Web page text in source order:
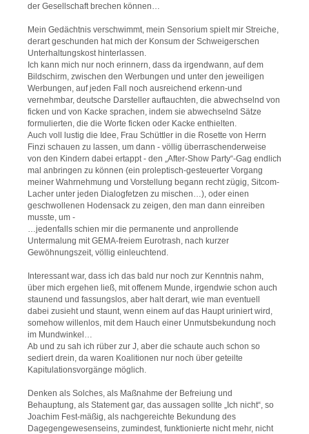
der Gesellschaft brechen können…
Mein Gedächtnis verschwimmt, mein Sensorium spielt mir Streiche,
derart geschunden hat mich der Konsum der Schweigerschen
Unterhaltungskost hinterlassen.
Ich kann mich nur noch erinnern, dass da irgendwann, auf dem
Bildschirm, zwischen den Werbungen und unter den jeweiligen
Werbungen, auf jeden Fall noch ausreichend erkenn-und
vernehmbar, deutsche Darsteller auftauchten, die abwechselnd von
ficken und von Kacke sprachen, indem sie abwechselnd Sätze
formulierten, die die Worte ficken oder Kacke enthielten.
Auch voll lustig die Idee, Frau Schüttler in die Rosette von Herrn
Finzi schauen zu lassen, um dann - völlig überraschenderweise
von den Kindern dabei ertappt - den „After-Show Party“-Gag endlich
mal anbringen zu können (ein proleptisch-gesteuerter Vorgang
meiner Wahrnehmung und Vorstellung begann recht zügig, Sitcom-
Lacher unter jeden Dialogfetzen zu mischen…), oder einen
geschwollenen Hodensack zu zeigen, den man dann einreiben
musste, um -
…jedenfalls schien mir die permanente und anprollende
Untermalung mit GEMA-freiem Eurotrash, nach kurzer
Gewöhnungszeit, völlig einleuchtend.
Interessant war, dass ich das bald nur noch zur Kenntnis nahm,
über mich ergehen ließ, mit offenem Munde, irgendwie schon auch
staunend und fassungslos, aber halt derart, wie man eventuell
dabei zusieht und staunt, wenn einem auf das Haupt uriniert wird,
somehow willenlos, mit dem Hauch einer Unmutsbekundung noch
im Mundwinkel…
Ab und zu sah ich rüber zur J, aber die schaute auch schon so
sediert drein, da waren Koalitionen nur noch über geteilte
Kapitulationsvorgänge möglich.
Denken als Solches, als Maßnahme der Befreiung und
Behauptung, als Statement gar, das aussagen sollte „Ich nicht“, so
Joachim Fest-mäßig, als nachgereichte Bekundung des
Dagegengewesenseins, zumindest, funktionierte nicht mehr, nicht